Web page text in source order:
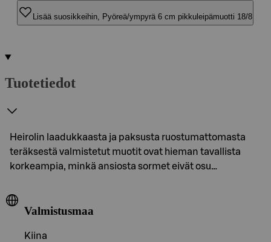
Lisää suosikkeihin, Pyöreä/ympyrä 6 cm pikkuleipämuotti 18/8
Tuotetiedot
Heirolin laadukkaasta ja paksusta ruostumattomasta
teräksestä valmistetut muotit ovat hieman tavallista
korkeampia, minkä ansiosta sormet eivät osu…
Valmistusmaa
Kiina